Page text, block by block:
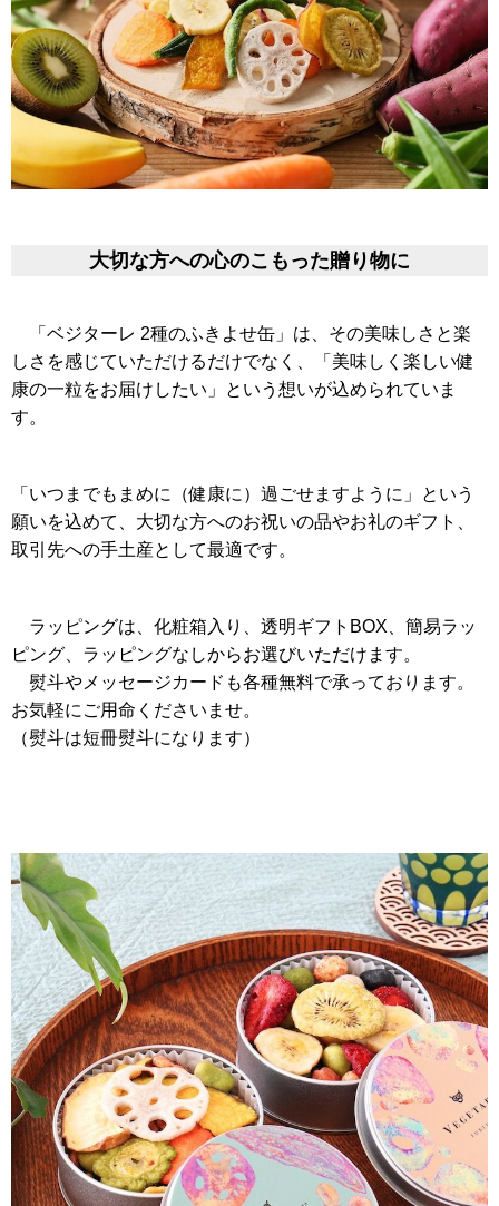
大切な方への心のこもった贈り物に
「ベジターレ 2種のふきよせ缶」は、 その美味しさと楽
しさを感じていただけるだけでなく、「 美味しく楽しい健
康の一粒をお届けしたい」
という想いが込められていま
す。
「いつまでもまめに（健康に）過ごせますように」という
願いを込めて、大切な方へのお祝いの品やお礼のギフト、
取引先への手土産として最適です。
ラッピングは、化粧箱入り、透明ギフトBOX、簡易ラッ
ピング、ラッピングなしからお選びいただけます。
熨斗やメッセージカードも各種無料で承っております。
お気軽にご用命くださいませ。
（熨斗は短冊熨斗になります）